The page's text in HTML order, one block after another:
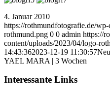
4. Januar 2010
https://rothmundfotografie.de/
rothmund.png 0 0 admin https://
content/uploads/2023/04/logo-
14:43:362023-12-19 11:30:57
YAEL MARA | 3 Wochen
Interessante Links